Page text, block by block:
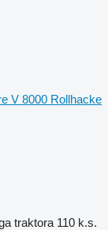
V 8000 Rollhacke
traktora 110 k.s.